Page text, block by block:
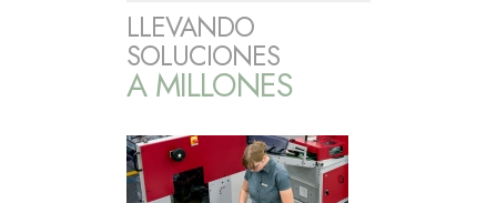
LLEVANDO
SOLUCIONES
A MILLONES